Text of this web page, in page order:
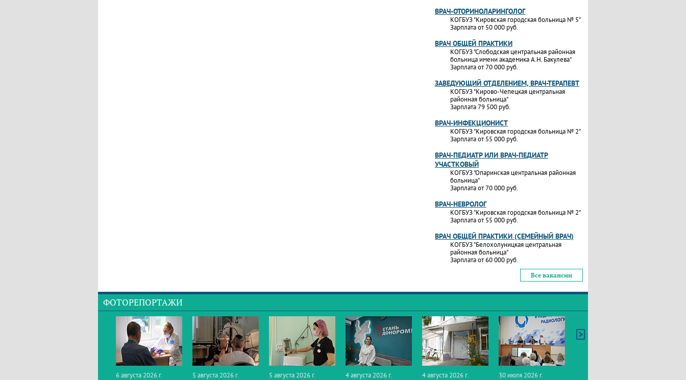
ВРАЧ-ОТОРИНОЛАРИНГОЛОГ
КОГБУЗ "Кировская городская больница № 5"
Зарплата от 50 000 руб.
ВРАЧ ОБЩЕЙ ПРАКТИКИ
КОГБУЗ "Слободская центральная районная
больница имени академика А.Н. Бакулева"
Зарплата от 70 000 руб.
ЗАВЕДУЮЩИЙ ОТДЕЛЕНИЕМ, ВРАЧ-ТЕРАПЕВТ
КОГБУЗ "Кирово-Чепецкая центральная
районная больница"
Зарплата 79 500 руб.
ВРАЧ-ИНФЕКЦИОНИСТ
КОГБУЗ "Кировская городская больница № 2"
Зарплата от 55 000 руб.
ВРАЧ-ПЕДИАТР ИЛИ ВРАЧ-ПЕДИАТР
УЧАСТКОВЫЙ
КОГБУЗ "Опаринская центральная районная
больница"
Зарплата от 70 000 руб.
ВРАЧ-НЕВРОЛОГ
КОГБУЗ "Кировская городская больница № 2"
Зарплата от 55 000 руб.
ВРАЧ ОБЩЕЙ ПРАКТИКИ (СЕМЕЙНЫЙ ВРАЧ)
КОГБУЗ "Белохолуницкая центральная
районная больница"
Зарплата от 60 000 руб.
Все вакансии
ФОТОРЕПОРТАЖИ
6 августа 2026 г.
5 августа 2026 г.
5 августа 2026 г.
4 августа 2026 г.
4 августа 2026 г.
30 июля 2026 г.